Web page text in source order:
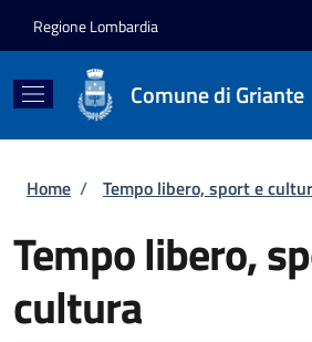
Regione Lombardia
Comune di Griante
Briciole di pane
Home / Tempo libero, sport e
Tempo libero,
cultura